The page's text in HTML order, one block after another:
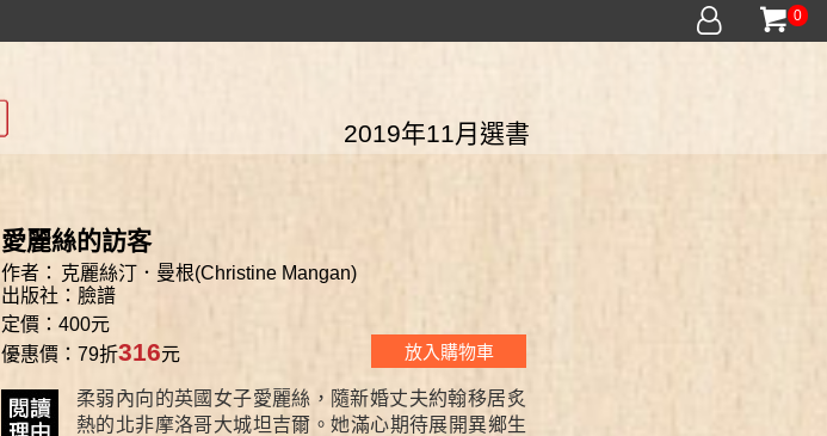
0
2019年11月選書
愛麗絲的訪客
作者： 克麗絲汀．曼根(Christine Mangan)
出版社： 臉譜
定價：400元
優惠價：79折316元 放入購物車
柔弱內向的英國女子愛麗絲，隨新婚丈夫約翰移居炙
熱的北非摩洛哥大城坦吉爾。她滿心期待展開異鄉生